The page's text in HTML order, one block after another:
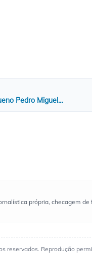
Pedro Miguel…
própria, checagem
reservados. Reprodução